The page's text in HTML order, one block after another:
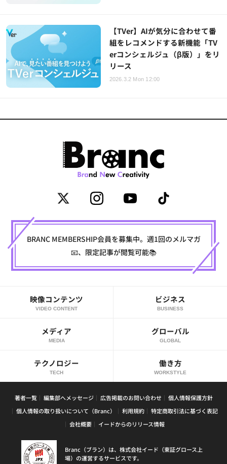
【TVer】AIが気分に合わせて番
組をレコメンドする新機能「TV
erコンシェルジュ（β版）」をリ
リース
2026.3.2 Mon 12:00
BRANC MEMBERSHIP会員を募集中。週1回のメルマガ
📧、限定記事が閲覧可能📚
映像コンテンツ
VIDEO CONTENT
ビジネス
BUSINESS
メディア
MEDIA
グローバル
GLOBAL
テクノロジー
TECH
働き方
WORKSTYLE
著者一覧 編集部へメッセージ 広告掲載のお問い合わせ
個人情報保護方針
個人情報の取り扱いについて（Branc）
利用規約
特定商取引法に基づく表記
会社概要
イードからのリリース情報
Branc（ブラン）は、株式会社イード（東証グロース上
場）の運営するサービスです。